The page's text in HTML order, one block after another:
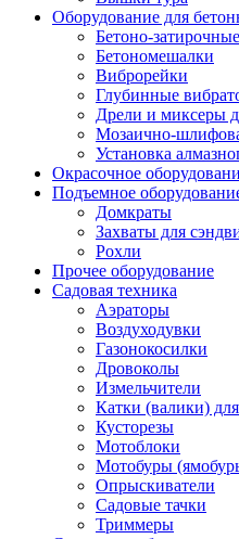
Оборудование для
Бетоно-
Бетономешалки
Виброрейки
Глубинные
Дрели и миксеры
Мозаично-
Установка
Окрасочное
Подъемное
Домкраты
Захваты для
Рохли
Прочее оборудование
Садовая техника
Аэраторы
Воздуходувки
Газонокосилки
Дровоколы
Измельчители
Катки (валики) для
Кусторезы
Мотоблоки
Мотобуры
Опрыскиватели
Садовые тачки
Триммеры